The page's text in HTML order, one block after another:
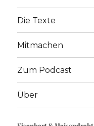
Die Texte
Mitmachen
Zum Podcast
Über